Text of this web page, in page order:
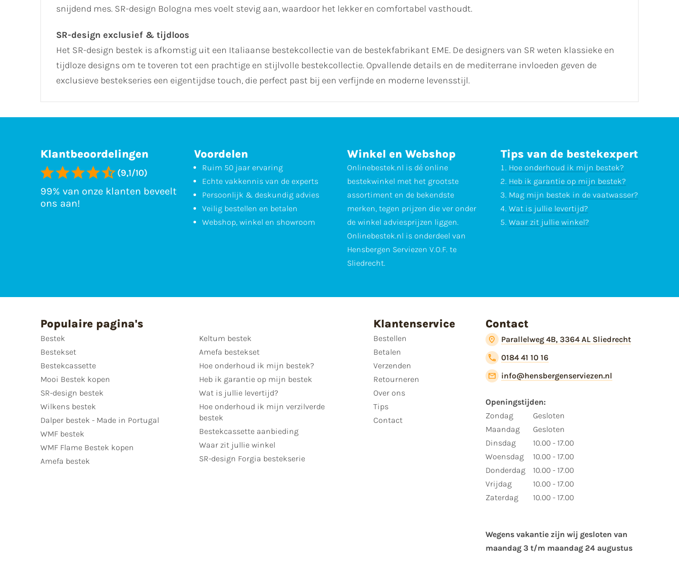
snijdend mes. SR-design Bologna mes voelt stevig aan, waardoor het lekker en comfortabel vasthoudt.
SR-design exclusief & tijdloos
Het SR-design bestek is afkomstig uit een Italiaanse bestekcollectie van de bestekfabrikant EME. De designers van SR weten klassieke en
tijdloze designs om te toveren tot een prachtige en stijlvolle bestekcollectie. Opvallende details en de mediterrane invloeden geven de
exclusieve bestekseries een eigentijdse touch, die perfect past bij een verfijnde en moderne levensstijl.
Klantbeoordelingen
(9,1/10)
99% van onze klanten beveelt
ons aan!
Voordelen
Ruim 50 jaar ervaring
Echte vakkennis van de experts
Persoonlijk & deskundig advies
Veilig bestellen en betalen
Webshop, winkel en showroom
Winkel en Webshop
Onlinebestek.nl is dé online
bestekwinkel met het grootste
assortiment en de bekendste
merken, tegen prijzen die ver onder
de winkel adviesprijzen liggen.
Onlinebestek.nl is onderdeel van
Hensbergen Serviezen V.O.F. te
Sliedrecht.
Tips van de bestekexpert
Hoe onderhoud ik mijn bestek?
Heb ik garantie op mijn bestek?
Mag mijn bestek in de vaatwasser?
Wat is jullie levertijd?
Waar zit jullie winkel?
Populaire pagina's
Bestek
Bestekset
Bestekcassette
Mooi Bestek kopen
SR-design bestek
Wilkens bestek
Dalper bestek - Made in Portugal
WMF bestek
WMF Flame Bestek kopen
Amefa bestek
Keltum bestek
Amefa bestekset
Hoe onderhoud ik mijn bestek?
Heb ik garantie op mijn bestek
Wat is jullie levertijd?
Hoe onderhoud ik mijn verzilverde
bestek
Bestekcassette aanbieding
Waar zit jullie winkel
SR-design Forgia bestekserie
Klantenservice
Bestellen
Betalen
Verzenden
Retourneren
Over ons
Tips
Contact
Contact
Parallelweg 4B, 3364 AL Sliedrecht
0184 41 10 16
info@hensbergenserviezen.nl
Openingstijden:
Zondag
Maandag
Dinsdag
Woensdag
Donderdag
Vrijdag
Zaterdag
Gesloten
Gesloten
10.00 - 17.00
10.00 - 17.00
10.00 - 17.00
10.00 - 17.00
10.00 - 17.00
Wegens vakantie zijn wij gesloten van ​
maandag 3 t/m maandag 24 augustus